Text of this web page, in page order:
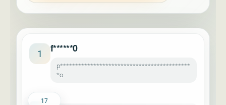
1 f******0
p*******************************************
*o
17